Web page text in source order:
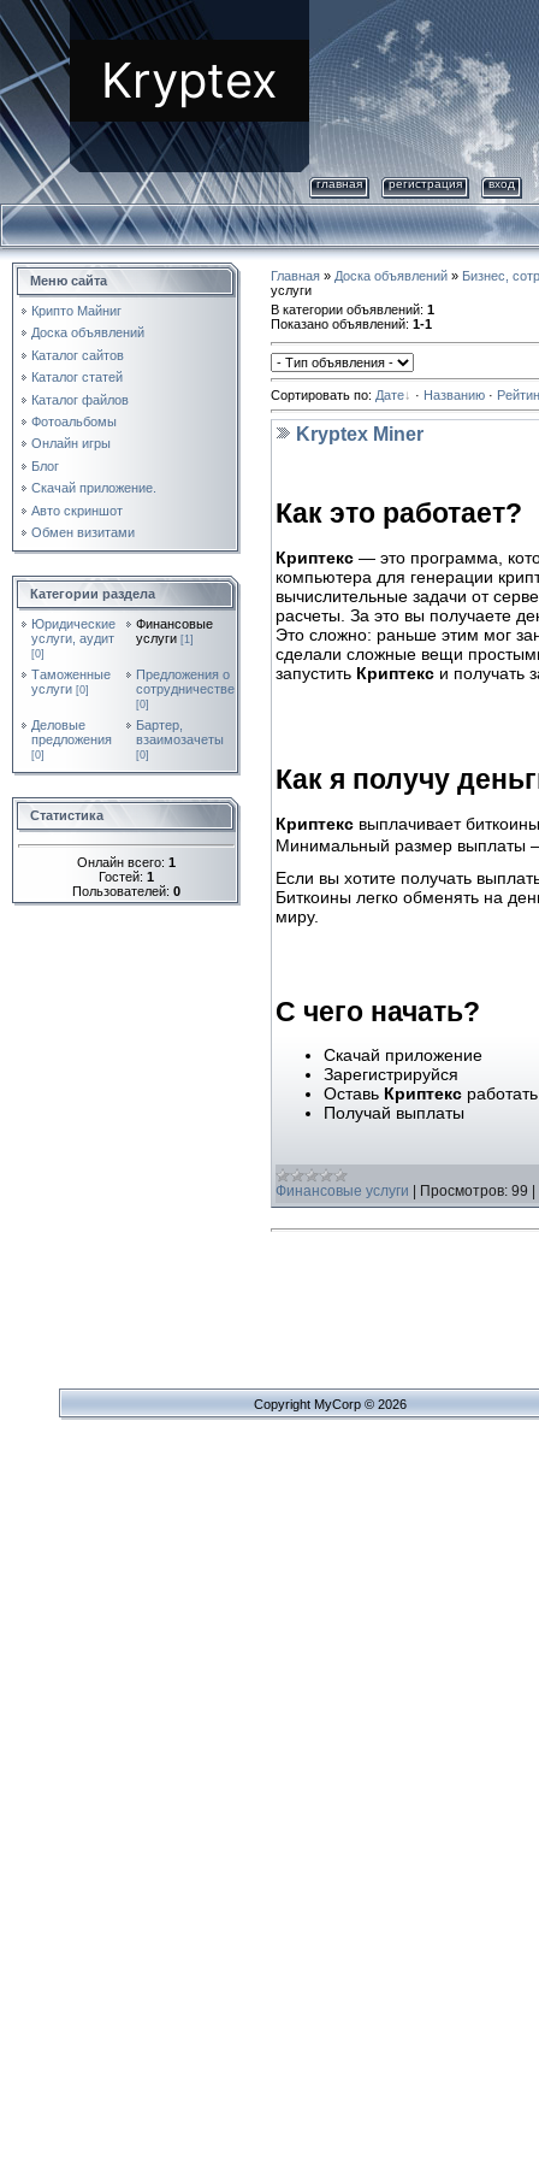
Kryptex
главная регистрация вход
Меню сайта
Крипто Майниг
Доска объявлений
Каталог сайтов
Каталог статей
Каталог файлов
Фотоальбомы
Онлайн игры
Блог
Скачай приложение.
Авто скриншот
Обмен визитами
Категории раздела
Юридические
услуги, аудит
[0]
Финансовые
услуги [1]
Таможенные
услуги [0]
Предложения о
сотрудничестве
[0]
Деловые
предложения
[0]
Бартер,
взаимозачеты
[0]
Статистика
Онлайн всего: 1
Гостей: 1
Пользователей: 0
Главная » Доска объявлений » Бизнес,
услуги
В категории объявлений: 1
Показано объявлений: 1-1
Сортировать по: Дате · Названию ·
Kryptex Miner
Как это работает?
Криптекс — это программа,
компьютера для генерации
вычислительные задачи от
расчеты. За это вы получаете
Это сложно: раньше этим мог
сделали сложные вещи
запустить Криптекс и получать
Как я получу
Криптекс выплачивает
Минимальный размер
Если вы хотите получать
Биткоины легко обменять на
миру.
С чего начать?
Скачай приложение
Зарегистрируйся
Оставь Криптекс работать
Получай выплаты
Финансовые услуги Просмотров: 99
Copyright MyCorp © 2026